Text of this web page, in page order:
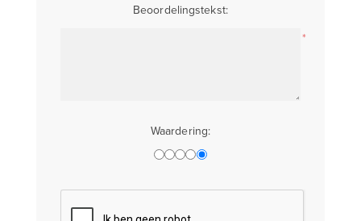
Beoordelingstekst:
*
Waardering: